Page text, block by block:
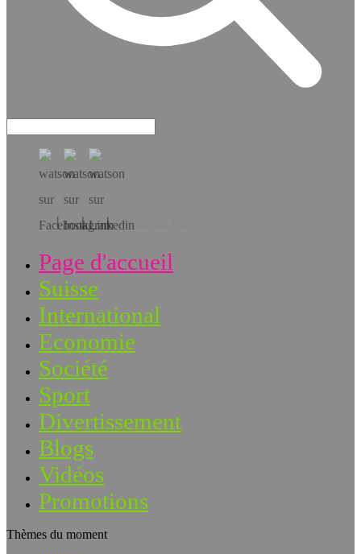
Téléchargez l’app!
Page d'accueil
Suisse
International
Economie
Société
Sport
Divertissement
Blogs
Vidéos
Promotions
Thèmes du moment